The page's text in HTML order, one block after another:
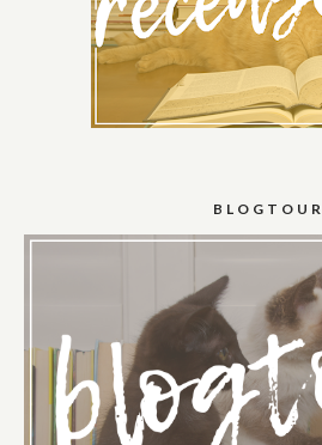
BLOGTOUR